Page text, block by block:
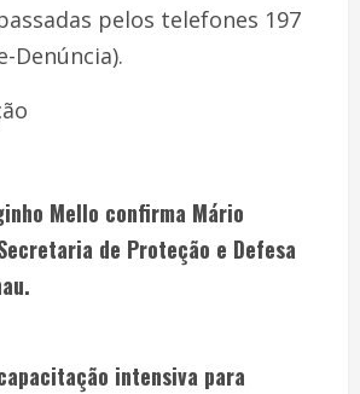
pelos telefones 197
Denúncia).
Mello confirma Mário
de Proteção e Defesa
intensiva para